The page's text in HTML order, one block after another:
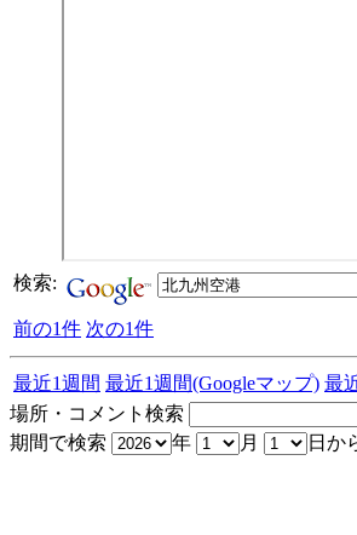
検索:
前の1件 次の1件
最近1週間 最近1週間(Googleマップ) 最
場所・コメント検索
期間で検索
年 月 日か